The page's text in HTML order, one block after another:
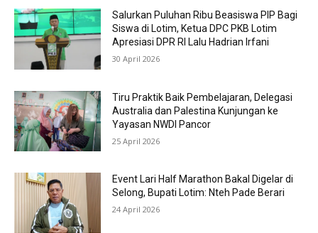
Salurkan Puluhan Ribu Beasiswa PIP Bagi
Siswa di Lotim, Ketua DPC PKB Lotim
Apresiasi DPR RI Lalu Hadrian Irfani
30 April 2026
Tiru Praktik Baik Pembelajaran, Delegasi
Australia dan Palestina Kunjungan ke
Yayasan NWDI Pancor
25 April 2026
Event Lari Half Marathon Bakal Digelar di
Selong, Bupati Lotim: Nteh Pade Berari
24 April 2026